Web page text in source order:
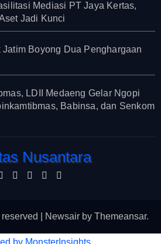
Mediasi PT Jaya Kertas,
Jadi Kunci
Jatim Boyong Dua Penghargaan
LDII Medaeng Gelar Ngopi
Babinsa, dan Senkom
Newsairby Themeansar.